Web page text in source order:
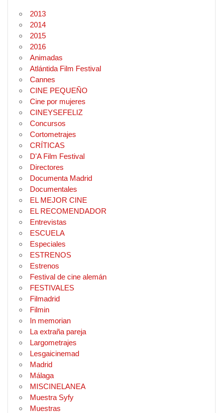
2013
2014
2015
2016
Animadas
Atlántida Film Festival
Cannes
CINE PEQUEÑO
Cine por mujeres
CINEYSEFELIZ
Concursos
Cortometrajes
CRÍTICAS
D'A Film Festival
Directores
Documenta Madrid
Documentales
EL MEJOR CINE
EL RECOMENDADOR
Entrevistas
ESCUELA
Especiales
ESTRENOS
Estrenos
Festival de cine alemán
FESTIVALES
Filmadrid
Filmin
In memorian
La extraña pareja
Largometrajes
Lesgaicinemad
Madrid
Málaga
MISCINELANEA
Muestra Syfy
Muestras